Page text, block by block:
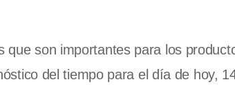
que son importantes para los
del tiempo para el día de hoy,